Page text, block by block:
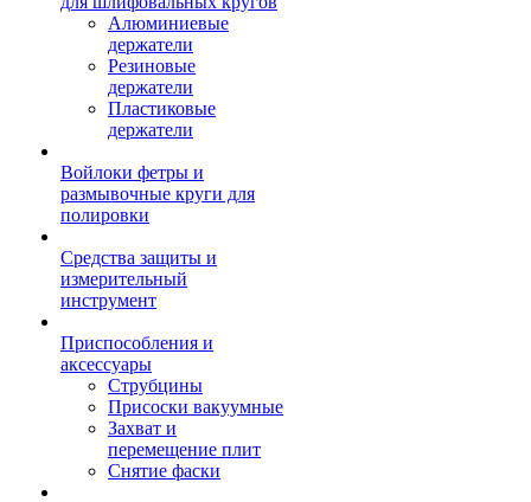
Алюминиевые
держатели
Резиновые
держатели
Пластиковые
держатели
Войлоки фетры и
размывочные круги для
полировки
Средства защиты и
измерительный
инструмент
Приспособления и
аксессуары
Струбцины
Присоски вакуумные
Захват и
перемещение плит
Снятие фаски